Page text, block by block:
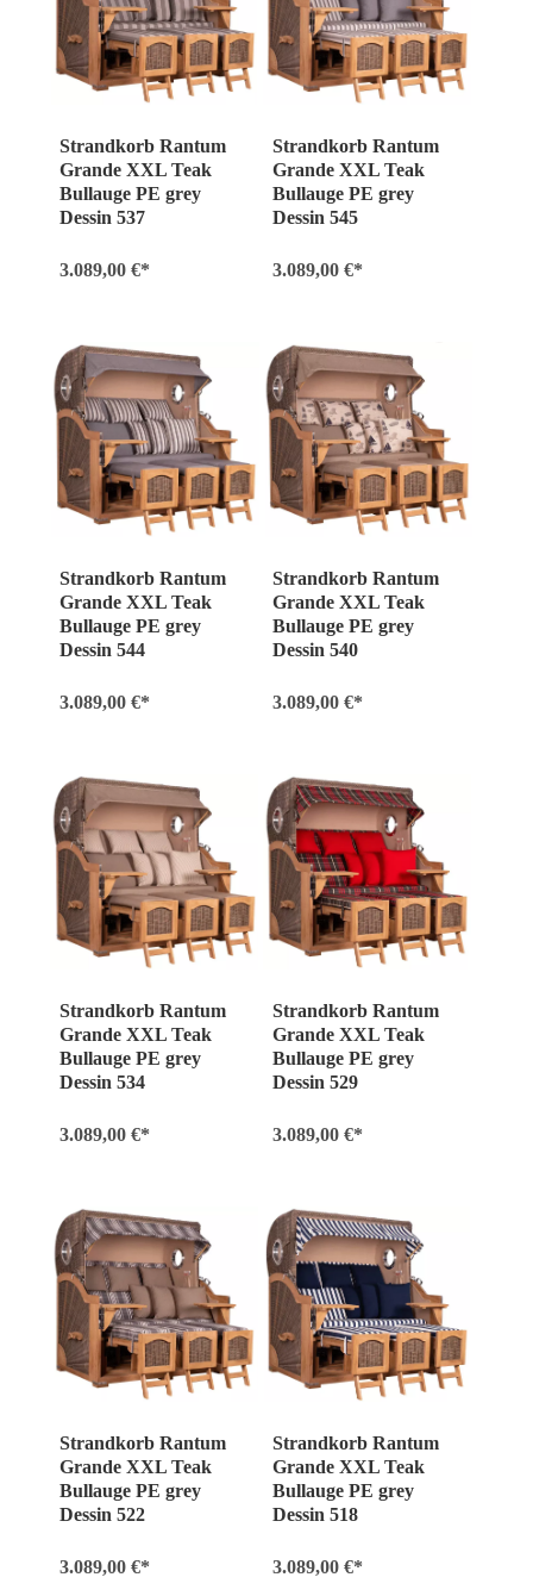
Strandkorb Rantum
Grande XXL Teak
Bullauge PE grey
Dessin 537
3.089,00 €*
Strandkorb Rantum
Grande XXL Teak
Bullauge PE grey
Dessin 545
3.089,00 €*
Strandkorb Rantum
Grande XXL Teak
Bullauge PE grey
Dessin 544
3.089,00 €*
Strandkorb Rantum
Grande XXL Teak
Bullauge PE grey
Dessin 540
3.089,00 €*
Strandkorb Rantum
Grande XXL Teak
Bullauge PE grey
Dessin 534
3.089,00 €*
Strandkorb Rantum
Grande XXL Teak
Bullauge PE grey
Dessin 529
3.089,00 €*
Strandkorb Rantum
Grande XXL Teak
Bullauge PE grey
Dessin 522
3.089,00 €*
Strandkorb Rantum
Grande XXL Teak
Bullauge PE grey
Dessin 518
3.089,00 €*